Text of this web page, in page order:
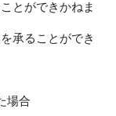
とができかねま
承ることができ
場合